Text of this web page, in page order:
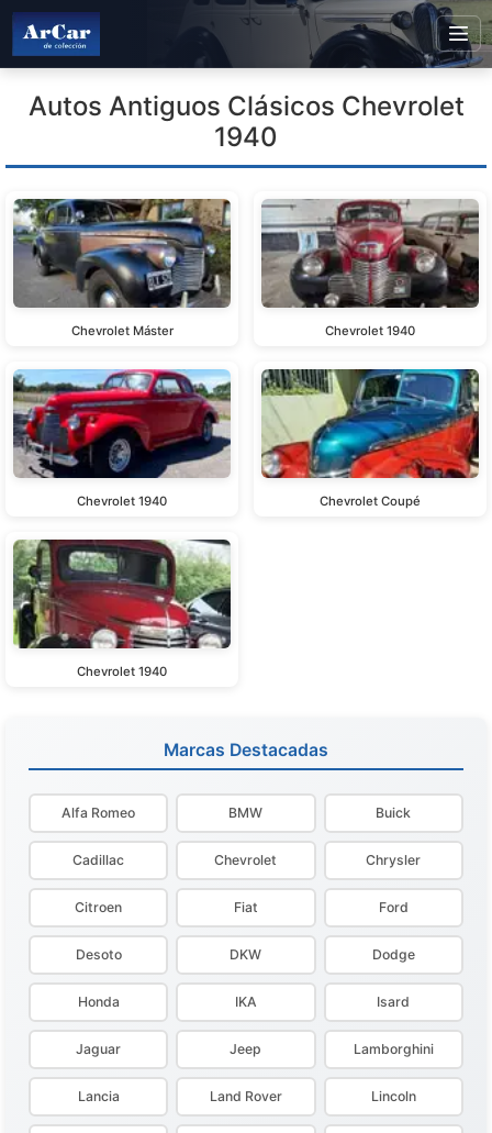
Autos Antiguos Clásicos Chevrolet
1940
Chevrolet Máster Chevrolet 1940
Chevrolet 1940 Chevrolet Coupé
Chevrolet 1940
Marcas Destacadas
Alfa Romeo BMW Buick
Cadillac Chevrolet Chrysler
Citroen Fiat Ford
Desoto DKW Dodge
Honda IKA Isard
Jaguar Jeep Lamborghini
Lancia Land Rover Lincoln